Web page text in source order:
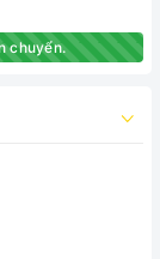
chuyển.